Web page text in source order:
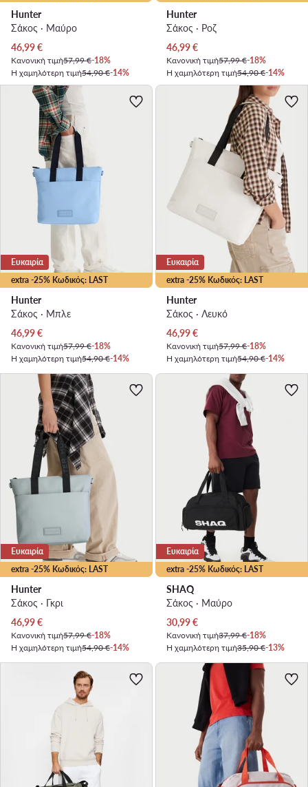
Hunter
Σάκος · Μαύρο
Τρέχουσα τιμή
46,99€
Κανονική τιμή57,99 €-18%
Η χαμηλότερη τιμή54,90 €-14%
Hunter
Σάκος · Ροζ
Τρέχουσα τιμή
46,99€
Κανονική τιμή57,99 €-18%
Η χαμηλότερη τιμή54,90 €-14%
extra -25% Κωδικός: LAST
Ευκαιρία
Hunter
Σάκος · Μπλε
Τρέχουσα τιμή
46,99€
Κανονική τιμή57,99 €-18%
Η χαμηλότερη τιμή54,90 €-14%
extra -25% Κωδικός: LAST
Ευκαιρία
Hunter
Σάκος · Λευκό
Τρέχουσα τιμή
46,99€
Κανονική τιμή57,99 €-18%
Η χαμηλότερη τιμή54,90 €-14%
extra -25% Κωδικός: LAST
Ευκαιρία
Hunter
Σάκος · Γκρι
Τρέχουσα τιμή
46,99€
Κανονική τιμή57,99 €-18%
Η χαμηλότερη τιμή54,90 €-14%
extra -25% Κωδικός: LAST
Ευκαιρία
SHAQ
Σάκος · Μαύρο
Τρέχουσα τιμή
30,99€
Κανονική τιμή37,99 €-18%
Η χαμηλότερη τιμή35,90 €-13%